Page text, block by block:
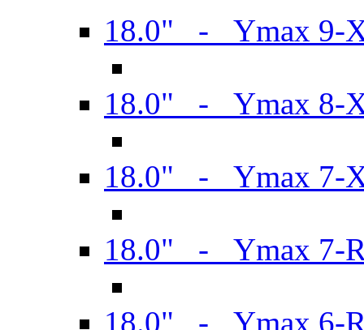
18.0" - Ymax 9-
18.0" - Ymax 8-
18.0" - Ymax 7-
18.0" - Ymax 7-
18.0" - Ymax 6-